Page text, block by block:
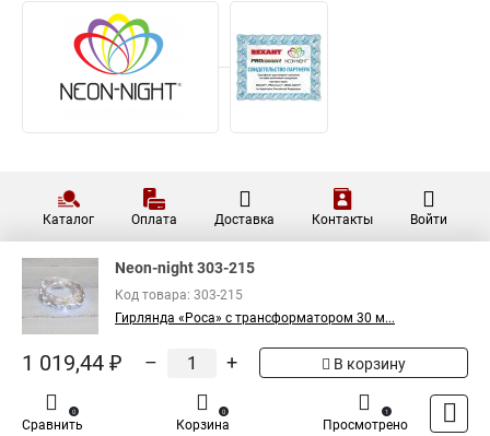
Каталог Оплата Доставка Контакты Войти
Neon-night 303-215
Код товара: 303-215
Гирлянда «Роса» с трансформатором 30 м...
1 019,44 ₽ – + В корзину
Сравнить
0
Корзина
0
Просмотрено
1